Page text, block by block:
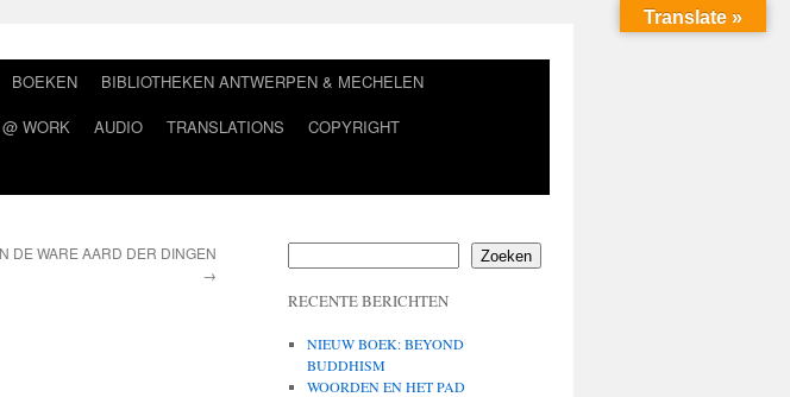
BOEKEN
BIBLIOTHEKEN ANTWERPEN & MECHELEN
WORK AUDIO TRANSLATIONS
COPYRIGHT
DE WARE AARD DER DINGEN
→
Zoeken
RECENTE BERICHTEN
NIEUW BOEK: BEYOND
BUDDHISM
WOORDEN EN HET PAD
Translate »